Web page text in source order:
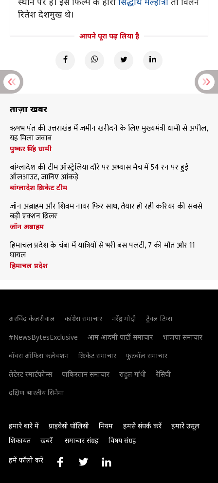
रितेश देशमुख थे।
आपने पूरा पढ़ लिया है
ताज़ा खबरें
ऋषभ पंत की उत्तराखंड में जमीन खरीदने के लिए मुख्यमंत्री धामी से अपील,
यह मिला जवाब
पुष्कर सिंह धामी
बांग्लादेश की टीम ऑस्ट्रेलिया दौरे पर अभ्यास मैच में 54 रन पर हुई
ऑलआउट, जानिए आंकड़े
बांग्लादेश क्रिकेट टीम
जॉन अब्राहम और शिवम नायर फिर साथ, तैयार हो रही करियर की सबसे
बड़ी एक्शन थ्रिलर
जॉन अब्राहम
हिमाचल प्रदेश के चंबा में यात्रियों से भरी बस पलटी, 7 की मौत और 11
घायल
हिमाचल प्रदेश
अरविंद केजरीवाल कांग्रेस समाचार नरेंद्र मोदी
ट्रैवल टिप्स
#NewsBytesExclusive
आम आदमी पार्टी समाचार
भाजपा समाचार
बॉक्स ऑफिस कलेक्शन
क्रिकेट समाचार
फुटबॉल समाचार
लेटेस्ट स्मार्टफोन्स
पाकिस्तान समाचार राहुल गांधी
रेसिपी
दक्षिण भारतीय सिनेमा
हमारे बारे में प्राइवेसी पॉलिसी नियम हमसे संपर्क करें
हमारे उसूल
शिकायत
खबरें समाचार संग्रह विषय संग्रह
हमें फॉलो करें